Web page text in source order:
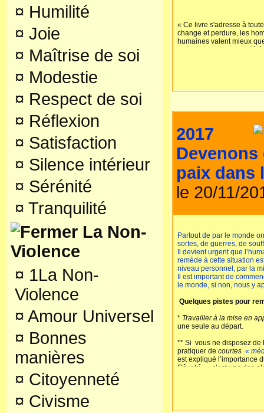
¤ Humilité
¤ Joie
¤ Maîtrise de soi
¤ Modestie
¤ Respect de soi
¤ Réflexion
¤ Satisfaction
¤ Silence intérieur
¤ Sérénité
¤ Tranquilité
La Non-
Violence
¤ 1La Non-
Violence
¤ Amour Universel
¤ Bonnes
manières
¤ Citoyenneté
¤ Civisme
« Ce livre s'adresse à
change et perdure, les
humaines valent mieux
vraiment que notre
notre pays, afin de
organiser une vie
qui puisse ouvrir les
notre vivre ensemble
humaines, humanistes et
philosophiques
lecteur pour apporter sa
2.Qui est
Guy Lheureux, picard
France) et 20 ans
aujourd'hui à l'école, il a
par P. Rabhi. Peintre
poèmes sur l'amour.
pédagogie, philosophie et
Nantes, et Rennes. Il est
recherches actuelles
sacré, laïcité et spiritualité.
Pour en savoir plus sur
http://www.recherche-
etre-edite-les-valeurs-
2017
Devenons
paix dans
le 20/11/
Partout de par le monde
sortes, de guerres, de
Il devient urgent que
remède à cette situation
niveau personnel, par la
Il est important de
le monde, si non, nous y
Quelques pistes pour
* Travailler à la mise en
une seule au départ.
** Si vous ne disposez de
pratiquer de courtes «
est expliqué l’importance
Gâyatrî » - c’est une des